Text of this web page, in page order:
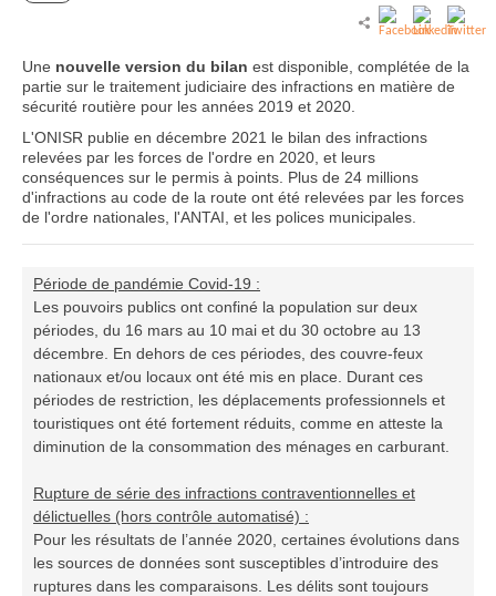
Une nouvelle version du bilan est disponible, complétée de la
partie sur le traitement judiciaire des infractions en matière de
sécurité routière pour les années 2019 et 2020.
L'ONISR publie en décembre 2021 le bilan des infractions
relevées par les forces de l'ordre en 2020, et leurs
conséquences sur le permis à points. Plus de 24 millions
d'infractions au code de la route ont été relevées par les forces
de l'ordre nationales, l'ANTAI, et les polices municipales.
Période de pandémie Covid-19 :
Les pouvoirs publics ont confiné la population sur deux
périodes, du 16 mars au 10 mai et du 30 octobre au 13
décembre. En dehors de ces périodes, des couvre-feux
nationaux et/ou locaux ont été mis en place. Durant ces
périodes de restriction, les déplacements professionnels et
touristiques ont été fortement réduits, comme en atteste la
diminution de la consommation des ménages en carburant
Rupture de série des infractions contraventionnelles et
délictuelles (hors contrôle automatisé) :
Pour les résultats de l’année 2020, certaines évolutions dans
les sources de données sont susceptibles d’introduire des
ruptures dans les comparaisons. Les délits sont toujours